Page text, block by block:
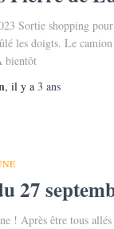
Sortie shopping
les doigts. Le
bientôt
, il y a 3 ans
27
! Après être tous